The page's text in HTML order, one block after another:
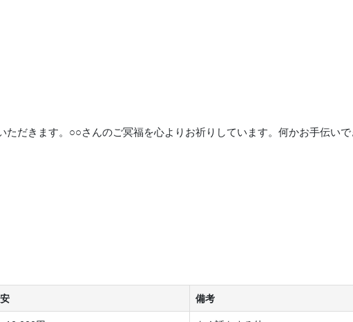
ただきます。○○さんのご冥福を心よりお祈りしています。何かお手伝い
備考